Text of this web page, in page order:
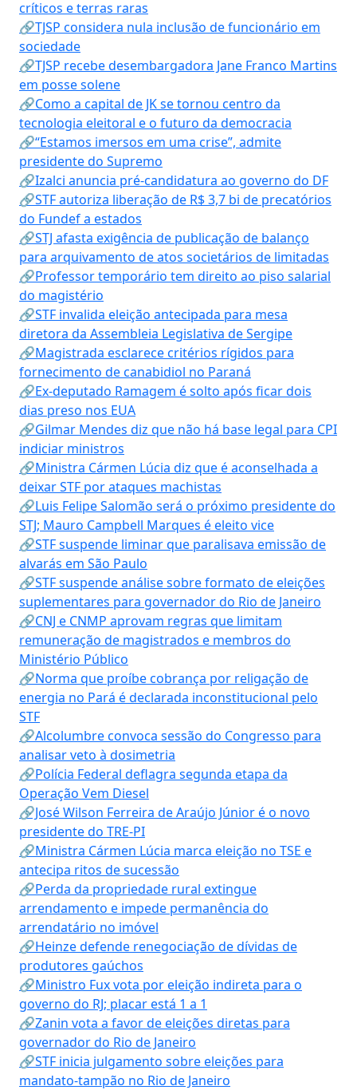
críticos e terras raras
🔗TJSP considera nula inclusão de funcionário em
sociedade
🔗TJSP recebe desembargadora Jane Franco Martins
em posse solene
🔗Como a capital de JK se tornou centro da
tecnologia eleitoral e o futuro da democracia
🔗“Estamos imersos em uma crise”, admite
presidente do Supremo
🔗Izalci anuncia pré-candidatura ao governo do DF
🔗STF autoriza liberação de R$ 3,7 bi de precatórios
do Fundef a estados
🔗STJ afasta exigência de publicação de balanço
para arquivamento de atos societários de limitadas
🔗Professor temporário tem direito ao piso salarial
do magistério
🔗STF invalida eleição antecipada para mesa
diretora da Assembleia Legislativa de Sergipe
🔗Magistrada esclarece critérios rígidos para
fornecimento de canabidiol no Paraná
🔗Ex-deputado Ramagem é solto após ficar dois
dias preso nos EUA
🔗Gilmar Mendes diz que não há base legal para CPI
indiciar ministros
🔗Ministra Cármen Lúcia diz que é aconselhada a
deixar STF por ataques machistas
🔗Luis Felipe Salomão será o próximo presidente do
STJ; Mauro Campbell Marques é eleito vice
🔗STF suspende liminar que paralisava emissão de
alvarás em São Paulo
🔗STF suspende análise sobre formato de eleições
suplementares para governador do Rio de Janeiro
🔗CNJ e CNMP aprovam regras que limitam
remuneração de magistrados e membros do
Ministério Público
🔗Norma que proíbe cobrança por religação de
energia no Pará é declarada inconstitucional pelo
STF
🔗Alcolumbre convoca sessão do Congresso para
analisar veto à dosimetria
🔗Polícia Federal deflagra segunda etapa da
Operação Vem Diesel
🔗José Wilson Ferreira de Araújo Júnior é o novo
presidente do TRE-PI
🔗Ministra Cármen Lúcia marca eleição no TSE e
antecipa ritos de sucessão
🔗Perda da propriedade rural extingue
arrendamento e impede permanência do
arrendatário no imóvel
🔗Heinze defende renegociação de dívidas de
produtores gaúchos
🔗Ministro Fux vota por eleição indireta para o
governo do RJ; placar está 1 a 1
🔗Zanin vota a favor de eleições diretas para
governador do Rio de Janeiro
🔗STF inicia julgamento sobre eleições para
mandato-tampão no Rio de Janeiro